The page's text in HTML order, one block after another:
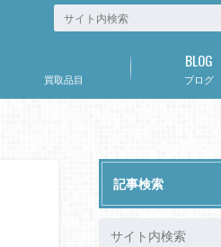
買取品目 ブログ
BLOG
記事検索